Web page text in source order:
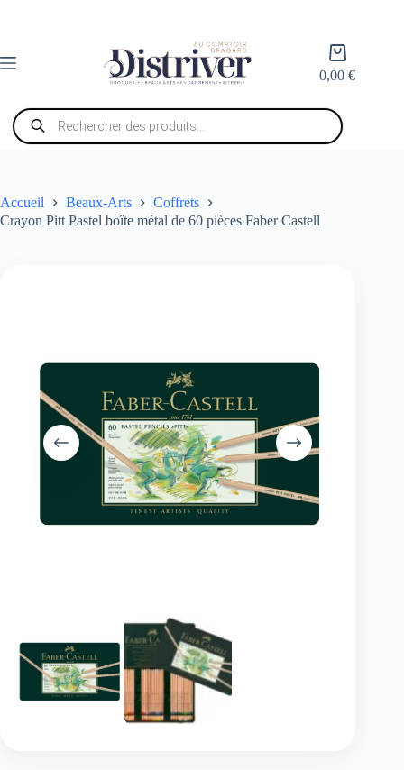
Panier
d’achat
0,00€
Recherche
de
produits
Accueil Beaux-Arts
Coffrets
Crayon Pitt Pastel boîte métal de 60 pièces Faber Castell